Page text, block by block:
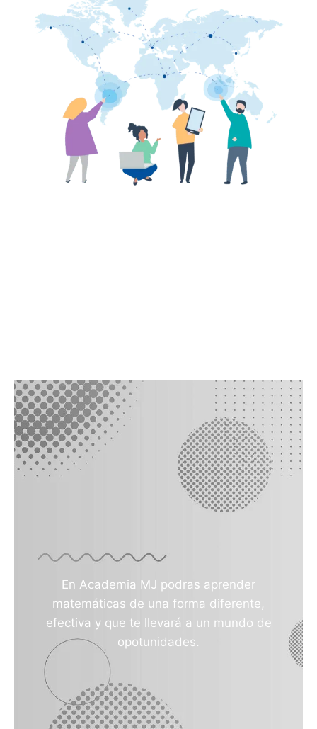
En Academia MJ podras aprender
matemáticas de una forma diferente,
efectiva y que te llevará a un mundo de
opotunidades.